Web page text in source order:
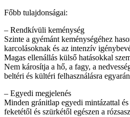
Főbb tulajdonságai:
– Rendkívüli keménység
Szinte a gyémánt keménységéhez
karcolásoknak és az intenzív
Magas ellenállás külső hatásokkal
Nem károsítja a hő, a fagy, a
beltéri és kültéri felhasználásra
– Egyedi megjelenés
Minden gránitlap egyedi mintázattal
feketétől és szürkétől egészen a